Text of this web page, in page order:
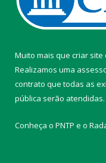
Muito mais que criar site
Realizamos uma
contrato que todas as
pública serão atendidas.
Conheça o PNTP e o